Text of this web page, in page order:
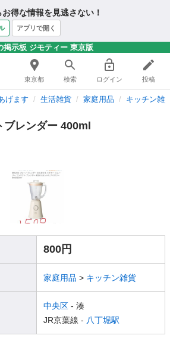
得な情報を見逃さない！
アプリで開く
掲示板 ジモティー 東京版
東京都 検索 ログイン 投稿
げます 生活雑貨 家庭用品 キッチン雑
レンダー 400ml
800円
家庭用品 > キッチン雑貨
中央区 - 湊
JR京葉線 - 八丁堀駅